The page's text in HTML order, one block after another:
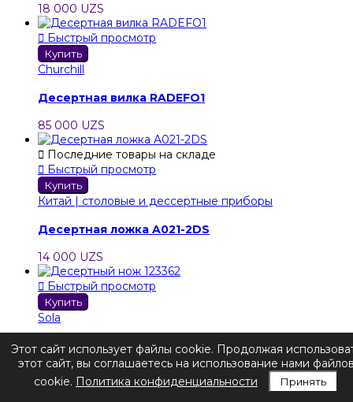
18 000 UZS
 Быстрый просмотр
Купить
Churchill
Десертная вилка RADEFO1
85 000 UZS
 Последние товары на складе
 Быстрый просмотр
Купить
Китай | столовые и дессертные приборы
Десертная ложка A021-2DS
14 000 UZS
 Быстрый просмотр
Купить
Sola
Десертный нож 123362
59 000 UZS
Этот сайт использует файлы cookie. Продолжая
этот сайт, вы соглашаетесь на использование нами
cookie. Политика конфиденциальности Принять